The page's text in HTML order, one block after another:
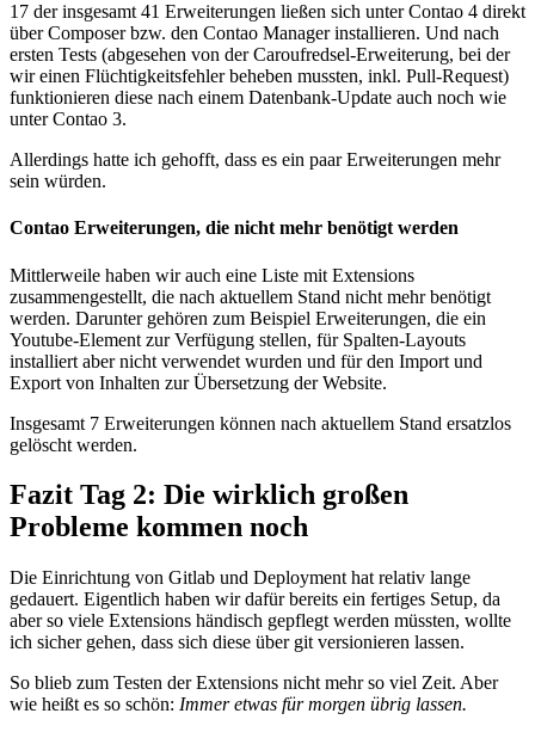
17 der insgesamt 41 Erweiterungen ließen sich unter Contao 4 direkt
über Composer bzw. den Contao Manager installieren. Und nach
ersten Tests (abgesehen von der Caroufredsel-Erweiterung, bei der
wir einen Flüchtigkeitsfehler beheben mussten, inkl. Pull-Request)
funktionieren diese nach einem Datenbank-Update auch noch wie
unter Contao 3.
Allerdings hatte ich gehofft, dass es ein paar Erweiterungen mehr
sein würden.
Contao Erweiterungen, die nicht mehr benötigt werden
Mittlerweile haben wir auch eine Liste mit Extensions
zusammengestellt, die nach aktuellem Stand nicht mehr benötigt
werden. Darunter gehören zum Beispiel Erweiterungen, die ein
Youtube-Element zur Verfügung stellen, für Spalten-Layouts
installiert aber nicht verwendet wurden und für den Import und
Export von Inhalten zur Übersetzung der Website.
Insgesamt 7 Erweiterungen können nach aktuellem Stand ersatzlos
gelöscht werden.
Fazit Tag 2: Die wirklich großen
Probleme kommen noch
Die Einrichtung von Gitlab und Deployment hat relativ lange
gedauert. Eigentlich haben wir dafür bereits ein fertiges Setup, da
aber so viele Extensions händisch gepflegt werden müssten, wollte
ich sicher gehen, dass sich diese über git versionieren lassen.
So blieb zum Testen der Extensions nicht mehr so viel Zeit. Aber
wie heißt es so schön: Immer etwas für morgen übrig lassen.